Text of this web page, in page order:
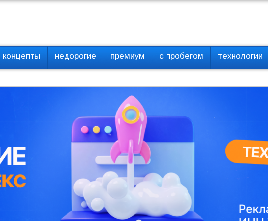
концепты недорогие премиум с пробегом технологии